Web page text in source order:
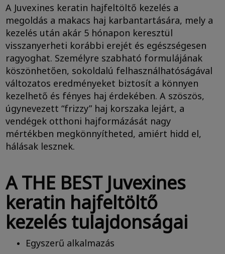
A Juvexines keratin hajfeltöltő kezelés a
megoldás a makacs haj karbantartására, mely a
kezelés után akár 5 hónapon keresztül
visszanyerheti korábbi erejét és egészségesen
ragyoghat. Személyre szabható formulájának
köszönhetően, sokoldalú felhasználhatóságával
változatos eredményeket biztosít a könnyen
kezelhető és fényes haj érdekében. A szöszös,
úgynevezett “frizzy” haj korszaka lejárt, a
vendégek otthoni hajformázását nagy
mértékben megkönnyítheted, amiért hidd el,
hálásak lesznek.
A THE BEST Juvexines
keratin hajfeltöltő
kezelés tulajdonságai
Egyszerű alkalmazás